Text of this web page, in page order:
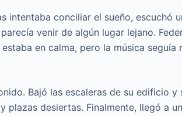
intentaba conciliar el sueño, escuchó
venir de algún lugar lejano.
en calma, pero la música
Bajó las escaleras de su edificio
plazas desiertas. Finalmente, llegó a